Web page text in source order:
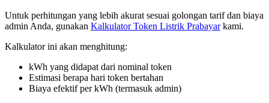
Untuk perhitungan yang lebih akurat sesuai golongan tarif dan biaya
admin Anda, gunakan Kalkulator Token Listrik Prabayarkami.
Kalkulator ini akan menghitung:
kWh yang didapat dari nominal token
Estimasi berapa hari token bertahan
Biaya efektif per kWh (termasuk admin)